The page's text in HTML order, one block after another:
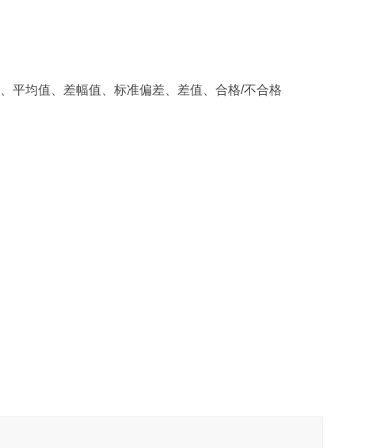
平均值、差幅值、标准偏差、差值、合格/不合格